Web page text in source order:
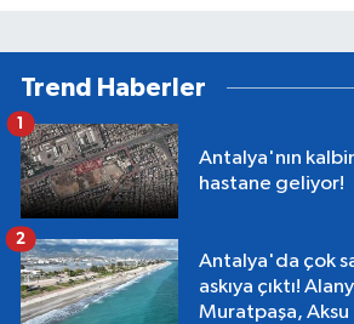
Trend Haberler
Antalya'nın
hastane geliyor!
1
Antalya'da çok
askıya çıktı!
Muratpaşa, Aksu
2